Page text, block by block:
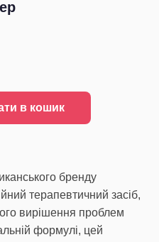
в кошик
бренду
терапевтичний засіб,
вирішення проблем
формулі, цей